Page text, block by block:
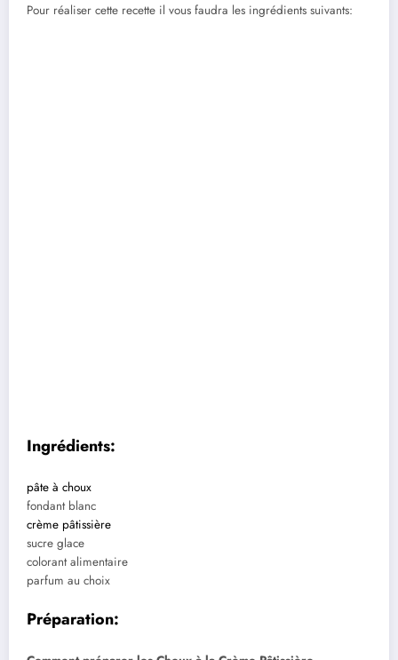
Pour réaliser cette recette il vous faudra les ingrédients suivants:
Ingrédients:
pâte à choux
fondant blanc
crème pâtissière
sucre glace
colorant alimentaire
parfum au choix
Préparation: